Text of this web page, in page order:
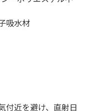
吸水材
付近を避け、直射日